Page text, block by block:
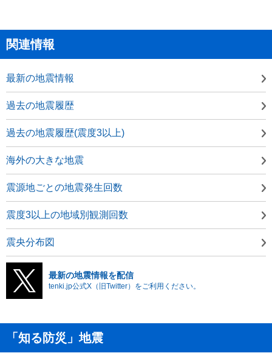
関連情報
最新の地震情報
過去の地震履歴
過去の地震履歴(震度3以上)
海外の大きな地震
震源地ごとの地震発生回数
震度3以上の地域別観測回数
震央分布図
最新の地震情報を配信
tenki.jp公式X（旧Twitter）をご利用ください。
「知る防災」地震